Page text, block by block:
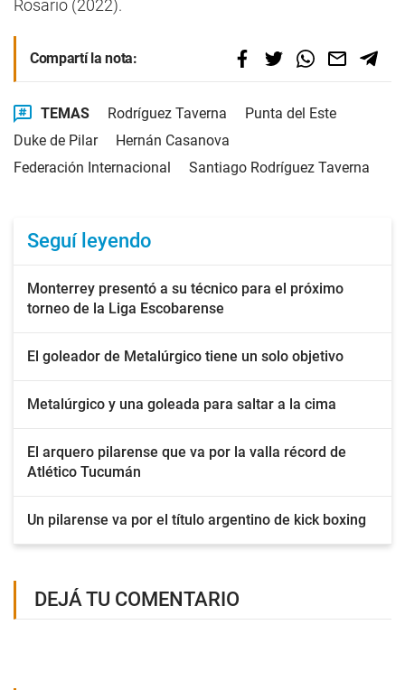
Rosario (2022).
Compartí la nota:
TEMAS Rodríguez Taverna
Punta del Este
Duke de Pilar
Hernán Casanova
Federación Internacional
Santiago Rodríguez Taverna
Seguí leyendo
Monterrey presentó a su técnico para el próximo
torneo de la Liga Escobarense
El goleador de Metalúrgico tiene un solo objetivo
Metalúrgico y una goleada para saltar a la cima
El arquero pilarense que va por la valla récord de
Atlético Tucumán
Un pilarense va por el título argentino de kick boxing
DEJÁ TU COMENTARIO